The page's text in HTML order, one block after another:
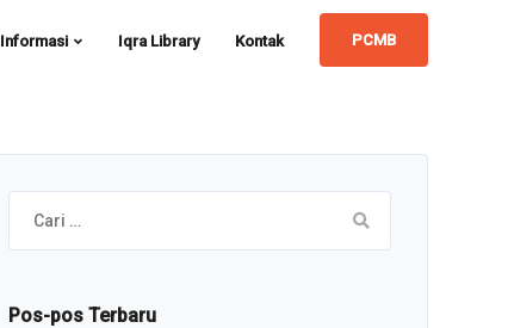
Informasi Iqra Library Kontak PCMB
Cari
untuk:
Pos-pos Terbaru